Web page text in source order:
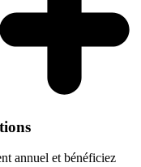
annuel et bénéficiez